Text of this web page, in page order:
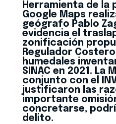
Herramienta de la
Google Maps
geógrafo Pablo
evidencia el
zonificación
Regulador
humedales
SINAC en 2021. La
conjunto con el
justificaron las
importante
concretarse,
delito.